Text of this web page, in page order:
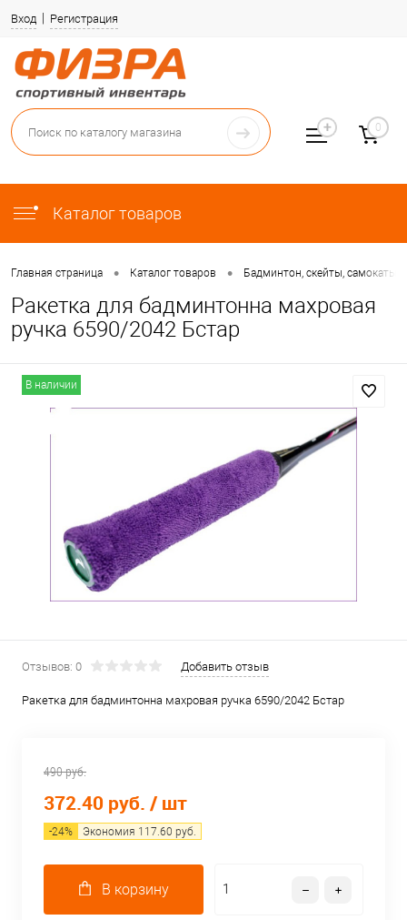
Вход Регистрация
Каталог товаров
0
Главная страница • Каталог товаров • Бадминтон, скейты, самокаты,
Ракетка для бадминтонна махровая
ручка 6590/2042 Бстар
В наличии
Отзывов: 0 Добавить отзыв
Ракетка для бадминтонна махровая ручка 6590/2042 Бстар
490 руб.
372.40 руб. / шт
-24% Экономия 117.60 руб.
В корзину